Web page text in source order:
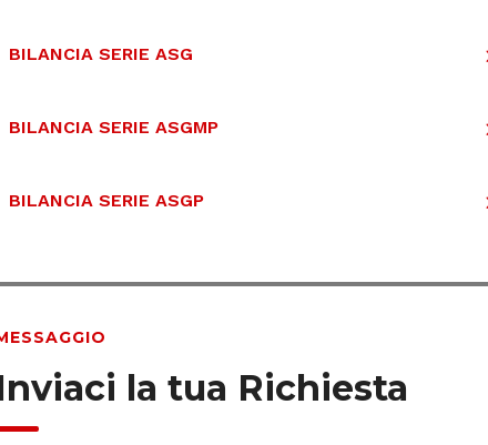
BILANCIA SERIE ASG
BILANCIA SERIE ASGMP
BILANCIA SERIE ASGP
la tua Richiesta